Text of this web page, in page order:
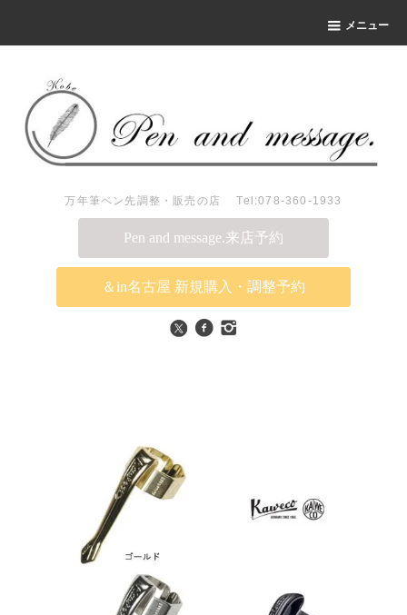
メニュー
万年筆ペン先調整・販売の店 Tel:078-360-1933
Pen and message.来店予約
＆in名古屋 新規購入・調整予約